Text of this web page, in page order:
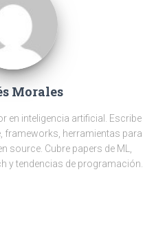
Morales
en inteligencia artificial. Escribe
frameworks, herramientas para
source. Cubre papers de ML,
y tendencias de programación.